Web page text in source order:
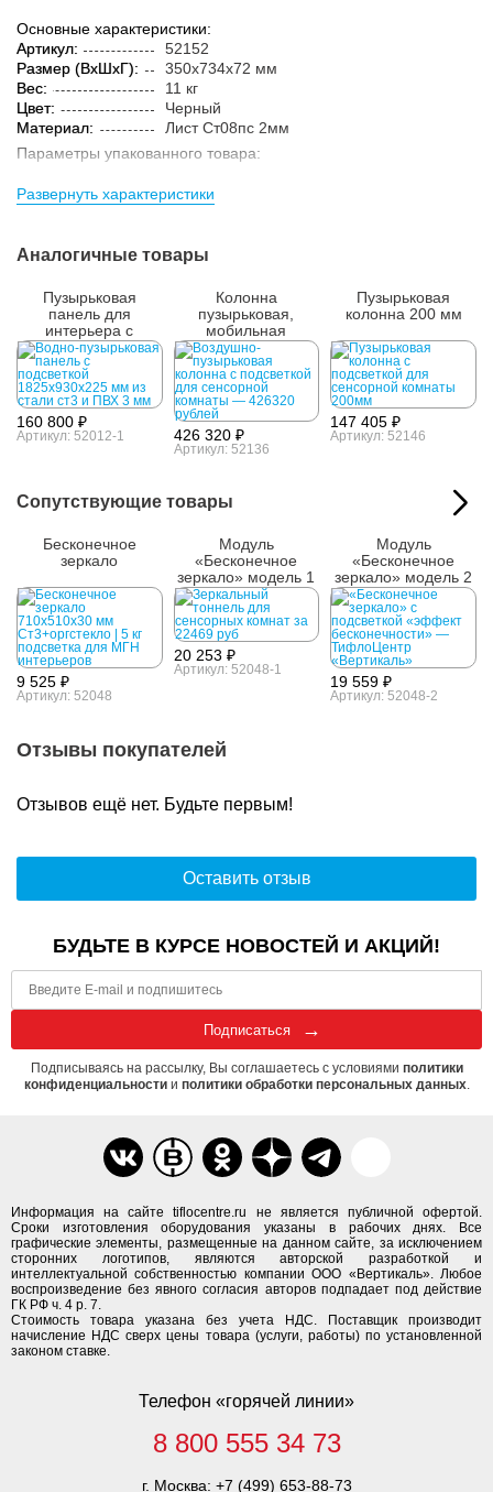
Основные характеристики:
Артикул:
52152
Размер (ВxШxГ):
350x734x72 мм
Вес:
11 кг
Цвет:
Черный
Материал:
Лист Ст08пс 2мм
Параметры упакованного товара:
Вес:
11.2 кг
Развернуть характеристики
Аналогичные товары
Пузырьковая
панель для
интерьера с
подсветкой
160 800 ₽
Артикул: 52012-1
Колонна
пузырьковая,
мобильная
426 320 ₽
Артикул: 52136
Пузырьковая
колонна 200 мм
147 405 ₽
Артикул: 52146
Сопутствующие товары
Бесконечное
зеркало
9 525 ₽
Артикул: 52048
Модуль
«Бесконечное
зеркало» модель 1
20 253 ₽
Артикул: 52048-1
Модуль
«Бесконечное
зеркало» модель 2
19 559 ₽
Артикул: 52048-2
Отзывы покупателей
Отзывов ещё нет. Будьте первым!
Оставить отзыв
Информация на сайте tiflocentre.ru не является публичной офертой.
Сроки изготовления оборудования указаны в рабочих днях. Все
графические элементы, размещенные на данном сайте, за исключением
сторонних логотипов, являются авторской разработкой и
интеллектуальной собственностью компании ООО «Вертикаль». Любое
воспроизведение без явного согласия авторов подпадает под действие
ГК РФ ч. 4 р. 7.
Стоимость товара указана без учета НДС. Поставщик производит
начисление НДС сверх цены товара (услуги, работы) по установленной
законом ставке.
Телефон «горячей линии»
8 800 555 34 73
г. Москва: +7 (499) 653-88-73
БУДЬТЕ В КУРСЕ НОВОСТЕЙ И АКЦИЙ!
Подписаться
Подписываясь на рассылку, Вы соглашаетесь с условиями политики
конфиденциальностии политики обработки персональных данных.